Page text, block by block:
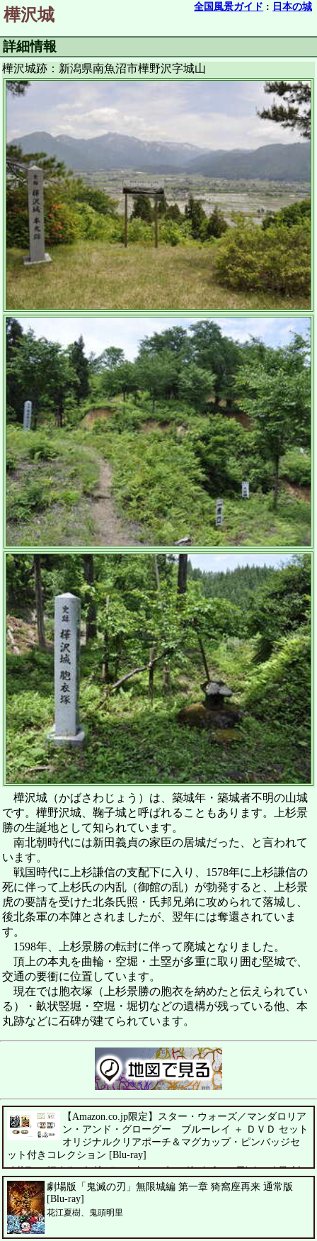
全国風景ガイド : 日本の城
樺沢城
詳細情報
樺沢城跡：新潟県南魚沼市樺野沢字城山
樺沢城（かばさわじょう）は、築城年・築城者不明の山城
です。樺野沢城、鞠子城と呼ばれることもあります。上杉景
勝の生誕地として知られています。
南北朝時代には新田義貞の家臣の居城だった、と言われて
います。
戦国時代に上杉謙信の支配下に入り、1578年に上杉謙信の
死に伴って上杉氏の内乱（御館の乱）が勃発すると、上杉景
虎の要請を受けた北条氏照・氏邦兄弟に攻められて落城し、
後北条軍の本陣とされましたが、翌年には奪還されていま
す。
1598年、上杉景勝の転封に伴って廃城となりました。
頂上の本丸を曲輪・空堀・土塁が多重に取り囲む堅城で、
交通の要衝に位置しています。
現在では胞衣塚（上杉景勝の胞衣を納めたと伝えられてい
る）・畝状竪堀・空堀・堀切などの遺構が残っている他、本
丸跡などに石碑が建てられています。
【Amazon.co.jp限定】スター・ウォーズ／マンダロリア
ン・アンド・グローグー ブルーレイ ＋ ＤＶＤ セット
オリジナルクリアポーチ＆マグカップ・ピンバッジセ
ット付きコレクション [Blu-ray]
ペドロ・パスカル、シガーニー・ウィーバー、ジェレミー・アレン・ホワイト
劇場版「鬼滅の刃」無限城編 第一章 猗窩座再来 通常版
[Blu-ray]
花江夏樹、鬼頭明里